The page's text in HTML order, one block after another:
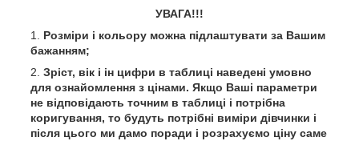
УВАГА!!!
Розміри і кольору можна підлаштувати за Вашим
бажанням;
Зріст, вік і ін цифри в таблиці наведені умовно
для ознайомлення з цінами. Якщо Ваші параметри
не відповідають точним в таблиці і потрібна
коригування, то будуть потрібні виміри дівчинки і
після цього ми дамо поради і розрахуємо ціну саме